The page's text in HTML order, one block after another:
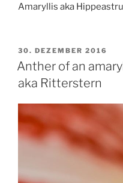
Amaryllis aka
VERÖFFENTLICHT
AM
30. DEZEMBER 2016
Anther of an
aka Ritterstern